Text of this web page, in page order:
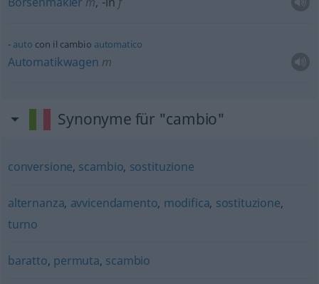
auto con il cambio automatico
Automatikwagen m
Synonyme für "cambio"
conversione, scambio, sostituzione
alternanza, avvicendamento, modifica, sostituzione,
turno
baratto, permuta, scambio